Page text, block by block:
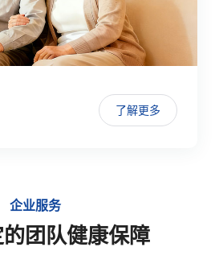
了解更多
企业服务
团队健康保障